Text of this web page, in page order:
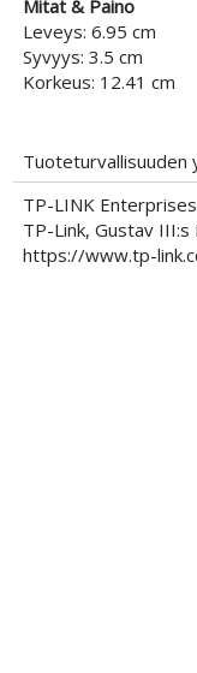
Mitat & Paino
Leveys: 6.95 cm
Syvyys: 3.5 cm
Korkeus: 12.41 cm
TP-LINK
TP-Link, Gustav
https://www.tp-